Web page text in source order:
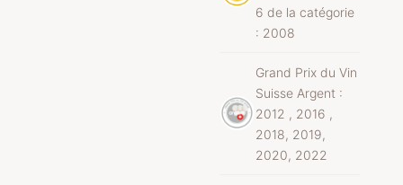
6 de la catégorie
: 2008
Grand Prix du Vin
Suisse Argent :
2012 , 2016 ,
2018, 2019,
2020, 2022